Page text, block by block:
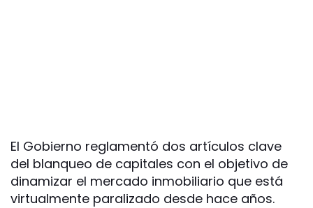
El Gobierno reglamentó dos artículos clave
del blanqueo de capitales con el objetivo de
dinamizar el mercado inmobiliario que está
virtualmente paralizado desde hace años.